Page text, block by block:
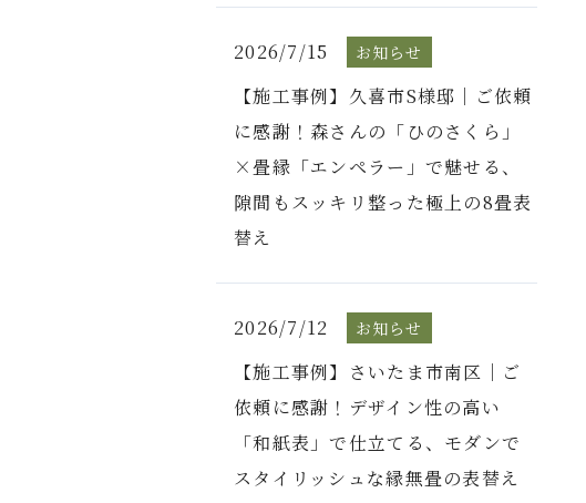
2026/7/15 お知らせ
【施工事例】久喜市S様邸｜ご依頼
に感謝！森さんの「ひのさくら」
×畳縁「エンペラー」で魅せる、
隙間もスッキリ整った極上の8畳表
替え
2026/7/12 お知らせ
【施工事例】さいたま市南区｜ご
依頼に感謝！デザイン性の高い
「和紙表」で仕立てる、モダンで
スタイリッシュな縁無畳の表替え